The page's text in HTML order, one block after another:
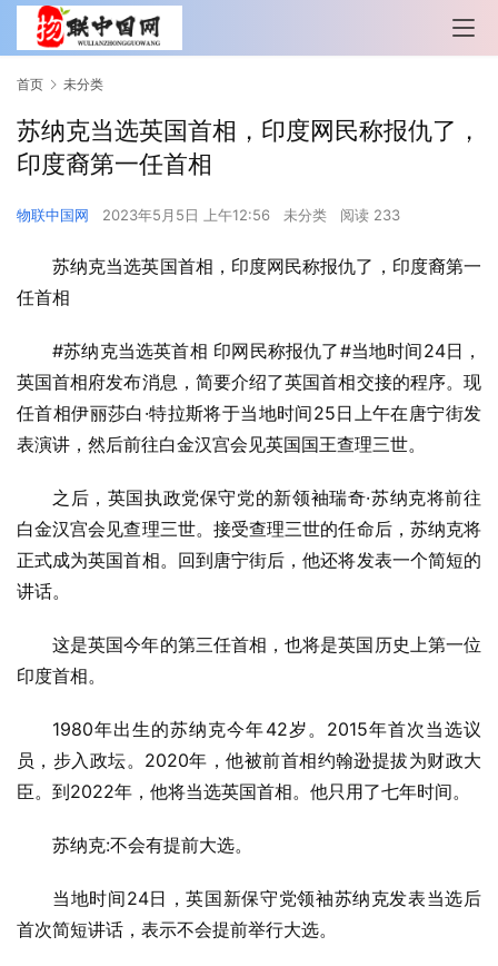
首页 未分类
苏纳克当选英国首相，印度网民称报仇了，
印度裔第一任首相
物联中国网 2023年5月5日 上午12:56 未分类 阅读 233
苏纳克当选英国首相，印度网民称报仇了，印度裔第一
任首相
#苏纳克当选英首相 印网民称报仇了#当地时间24日，
英国首相府发布消息，简要介绍了英国首相交接的程序。现
任首相伊丽莎白·特拉斯将于当地时间25日上午在唐宁街发
表演讲，然后前往白金汉宫会见英国国王查理三世。
之后，英国执政党保守党的新领袖瑞奇·苏纳克将前往
白金汉宫会见查理三世。接受查理三世的任命后，苏纳克将
正式成为英国首相。回到唐宁街后，他还将发表一个简短的
讲话。
这是英国今年的第三任首相，也将是英国历史上第一位
印度首相。
1980年出生的苏纳克今年42岁。2015年首次当选议
员，步入政坛。2020年，他被前首相约翰逊提拔为财政大
臣。到2022年，他将当选英国首相。他只用了七年时间。
苏纳克:不会有提前大选。
当地时间24日，英国新保守党领袖苏纳克发表当选后
首次简短讲话，表示不会提前举行大选。